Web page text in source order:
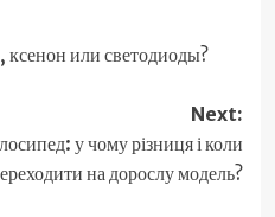
или светодиоды?
Next:
у чому різниця і коли
на дорослу модель?